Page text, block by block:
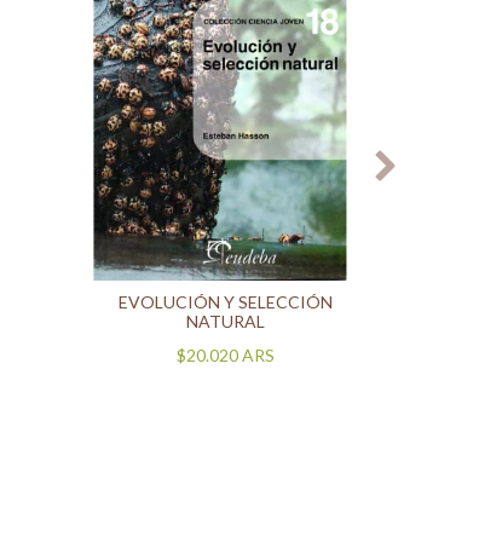
EVOLUCIÓN Y SELECCIÓN
NATURAL
$20.020ARS